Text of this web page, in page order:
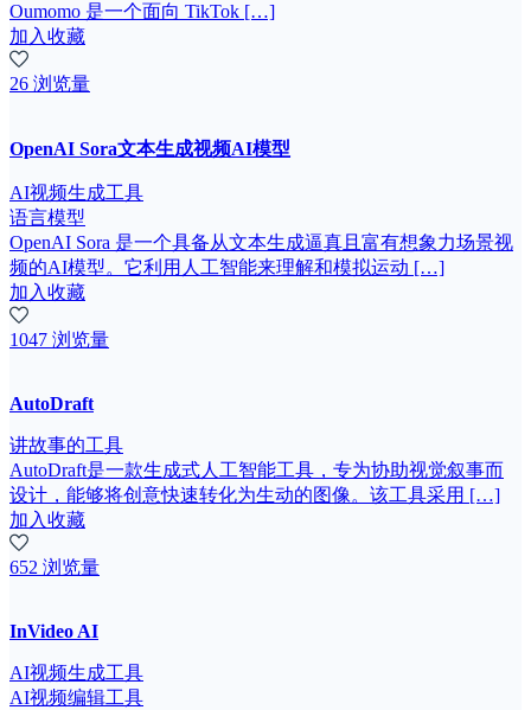
Oumomo 是一个面向 TikTok […]
加入收藏
26 浏览量
OpenAI Sora文本生成视频AI模型
AI视频生成工具
语言模型
OpenAI Sora 是一个具备从文本生成逼真且富有想象力场景视
频的AI模型。它利用人工智能来理解和模拟运动 […]
加入收藏
1047 浏览量
AutoDraft
讲故事的工具
AutoDraft是一款生成式人工智能工具，专为协助视觉叙事而
设计，能够将创意快速转化为生动的图像。该工具采用 […]
加入收藏
652 浏览量
InVideo AI
AI视频生成工具
AI视频编辑工具